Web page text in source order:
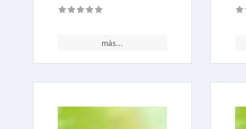
más...